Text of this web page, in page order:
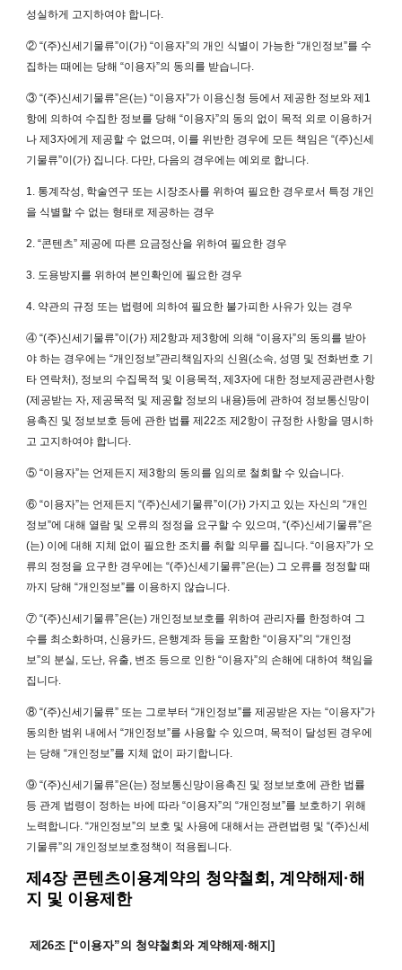
성실하게 고지하여야 합니다.
② “(주)신세기물류”이(가) “이용자”의 개인 식별이 가능한 “개인정보”를 수
집하는 때에는 당해 “이용자”의 동의를 받습니다.
③ “(주)신세기물류”은(는) “이용자”가 이용신청 등에서 제공한 정보와 제1
항에 의하여 수집한 정보를 당해 “이용자”의 동의 없이 목적 외로 이용하거
나 제3자에게 제공할 수 없으며, 이를 위반한 경우에 모든 책임은 “(주)신세
기물류”이(가) 집니다. 다만, 다음의 경우에는 예외로 합니다.
1. 통계작성, 학술연구 또는 시장조사를 위하여 필요한 경우로서 특정 개인
을 식별할 수 없는 형태로 제공하는 경우
2. “콘텐츠” 제공에 따른 요금정산을 위하여 필요한 경우
3. 도용방지를 위하여 본인확인에 필요한 경우
4. 약관의 규정 또는 법령에 의하여 필요한 불가피한 사유가 있는 경우
④ “(주)신세기물류”이(가) 제2항과 제3항에 의해 “이용자”의 동의를 받아
야 하는 경우에는 “개인정보”관리책임자의 신원(소속, 성명 및 전화번호 기
타 연락처), 정보의 수집목적 및 이용목적, 제3자에 대한 정보제공관련사항
(제공받는 자, 제공목적 및 제공할 정보의 내용)등에 관하여 정보통신망이
용촉진 및 정보보호 등에 관한 법률 제22조 제2항이 규정한 사항을 명시하
고 고지하여야 합니다.
⑤ “이용자”는 언제든지 제3항의 동의를 임의로 철회할 수 있습니다.
⑥ “이용자”는 언제든지 “(주)신세기물류”이(가) 가지고 있는 자신의 “개인
정보”에 대해 열람 및 오류의 정정을 요구할 수 있으며, “(주)신세기물류”은
(는) 이에 대해 지체 없이 필요한 조치를 취할 의무를 집니다. “이용자”가 오
류의 정정을 요구한 경우에는 “(주)신세기물류”은(는) 그 오류를 정정할 때
까지 당해 “개인정보”를 이용하지 않습니다.
⑦ “(주)신세기물류”은(는) 개인정보보호를 위하여 관리자를 한정하여 그
수를 최소화하며, 신용카드, 은행계좌 등을 포함한 “이용자”의 “개인정
보”의 분실, 도난, 유출, 변조 등으로 인한 “이용자”의 손해에 대하여 책임을
집니다.
⑧ “(주)신세기물류” 또는 그로부터 “개인정보”를 제공받은 자는 “이용자”가
동의한 범위 내에서 “개인정보”를 사용할 수 있으며, 목적이 달성된 경우에
는 당해 “개인정보”를 지체 없이 파기합니다.
⑨ “(주)신세기물류”은(는) 정보통신망이용촉진 및 정보보호에 관한 법률
등 관계 법령이 정하는 바에 따라 “이용자”의 “개인정보”를 보호하기 위해
노력합니다. “개인정보”의 보호 및 사용에 대해서는 관련법령 및 “(주)신세
기물류”의 개인정보보호정책이 적용됩니다.
제4장 콘텐츠이용계약의 청약철회, 계약해제·해
지 및 이용제한
제26조 [“이용자”의 청약철회와 계약해제·해지]